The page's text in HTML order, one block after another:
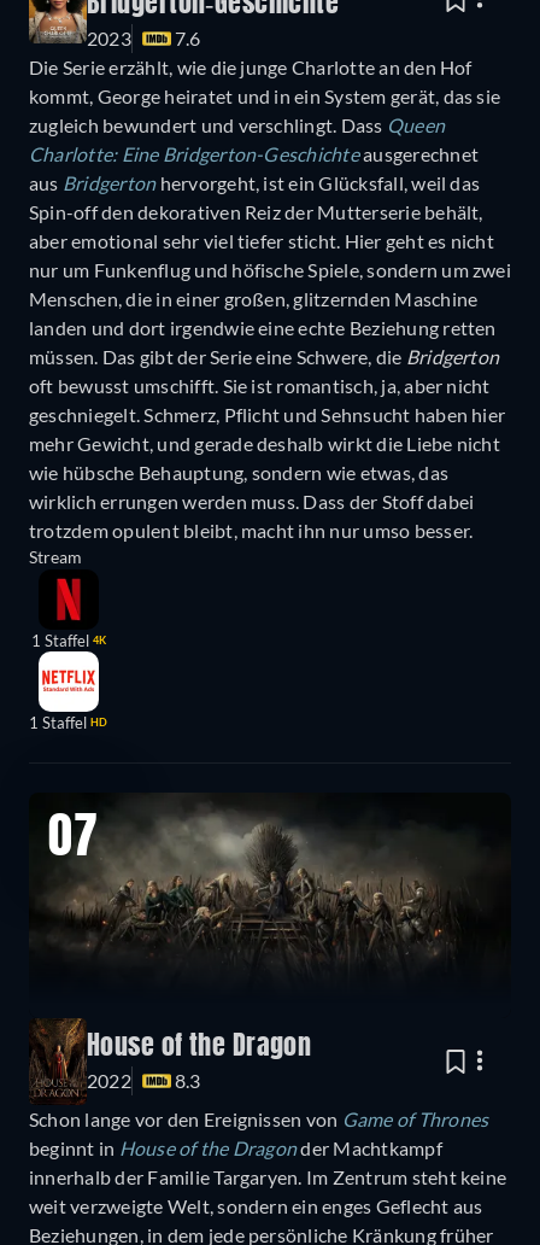
2023
7.6
Die Serie erzählt, wie die junge Charlotte an den Hof
kommt, George heiratet und in ein System gerät, das sie
zugleich bewundert und verschlingt. Dass Queen
Charlotte: Eine Bridgerton-Geschichteausgerechnet
aus Bridgertonhervorgeht, ist ein Glücksfall, weil das
Spin-off den dekorativen Reiz der Mutterserie behält,
aber emotional sehr viel tiefer sticht. Hier geht es nicht
nur um Funkenflug und höfische Spiele, sondern um zwei
Menschen, die in einer großen, glitzernden Maschine
landen und dort irgendwie eine echte Beziehung retten
müssen. Das gibt der Serie eine Schwere, die Bridgerton
oft bewusst umschifft. Sie ist romantisch, ja, aber nicht
geschniegelt. Schmerz, Pflicht und Sehnsucht haben hier
mehr Gewicht, und gerade deshalb wirkt die Liebe nicht
wie hübsche Behauptung, sondern wie etwas, das
wirklich errungen werden muss. Dass der Stoff dabei
trotzdem opulent bleibt, macht ihn nur umso besser.
Stream
1 Staffel 4K
1 Staffel HD
07
House of the Dragon
2022
8.3
Schon lange vor den Ereignissen von Game of Thrones
beginnt in House of the Dragonder Machtkampf
innerhalb der Familie Targaryen. Im Zentrum steht keine
weit verzweigte Welt, sondern ein enges Geflecht aus
Beziehungen, in dem jede persönliche Kränkung früher